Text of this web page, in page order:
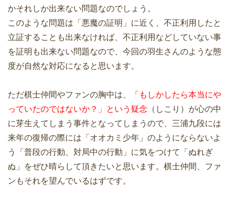
かそれしか出来ない問題なのでしょう。
このような問題は「悪魔の証明」に近く、不正利用したと
立証することも出来なければ、不正利用などしていない事
を証明も出来ない問題なので、今回の羽生さんのような態
度が自然な対応になると思います。
ただ棋士仲間やファンの胸中は、
「もしかしたら本当にや
っていたのではないか？」という疑念 （しこり）が心の中
に芽生えてしまう事件となってしまうので、三浦九段には
来年の復帰の際には「オオカミ少年」のようにならないよ
う「普段の行動、対局中の行動」に気をつけて「ぬれぎ
ぬ」をぜひ晴らして頂きたいと思います。棋士仲間、ファ
ンもそれを望んでいるはずです。